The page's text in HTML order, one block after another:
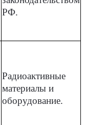
РФ.
Радиоактивные
материалы и
оборудование.